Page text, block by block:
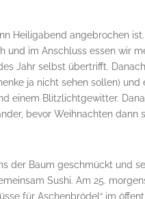
Heiligabend angebrochen
und im Anschluss essen wir
Jahr selbst übertrifft.
ja nicht sehen sollen)
einem Blitzlichtgewitter.
bevor Weihnachten dann
der Baum geschmückt und
Sushi. Am 25.
für Aschenbrödel“ im